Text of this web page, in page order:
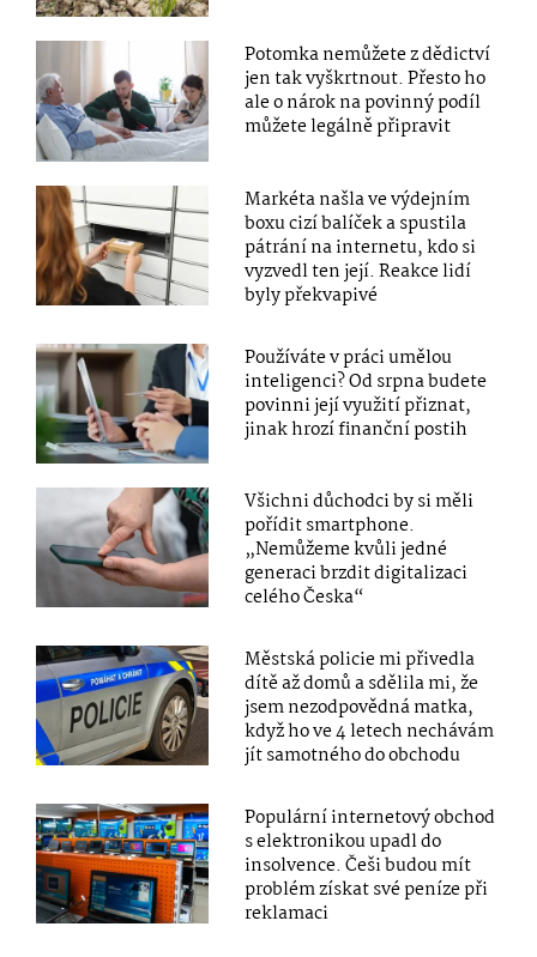
Potomka nemůžete z dědictví
jen tak vyškrtnout. Přesto ho
ale o nárok na povinný podíl
můžete legálně připravit
Markéta našla ve výdejním
boxu cizí balíček a spustila
pátrání na internetu, kdo si
vyzvedl ten její. Reakce lidí
byly překvapivé
Používáte v práci umělou
inteligenci? Od srpna budete
povinni její využití přiznat,
jinak hrozí finanční postih
Všichni důchodci by si měli
pořídit smartphone.
„Nemůžeme kvůli jedné
generaci brzdit digitalizaci
celého Česka“
Městská policie mi přivedla
dítě až domů a sdělila mi, že
jsem nezodpovědná matka,
když ho ve 4 letech nechávám
jít samotného do obchodu
Populární internetový obchod
s elektronikou upadl do
insolvence. Češi budou mít
problém získat své peníze při
reklamaci